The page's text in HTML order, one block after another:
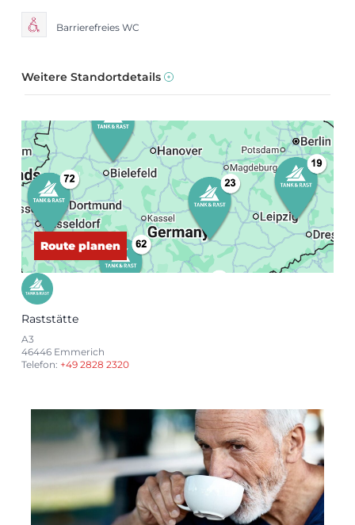
Barrierefreies WC
Weitere Standortdetails
Route planen
Raststätte
A3
46446 Emmerich
Telefon: +49 2828 2320